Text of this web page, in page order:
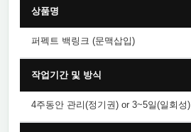
상품명
퍼펙트 백링크 (문맥삽입)
작업기간 및 방식
4주동안 관리(정기권) or 3~5일(일회성)